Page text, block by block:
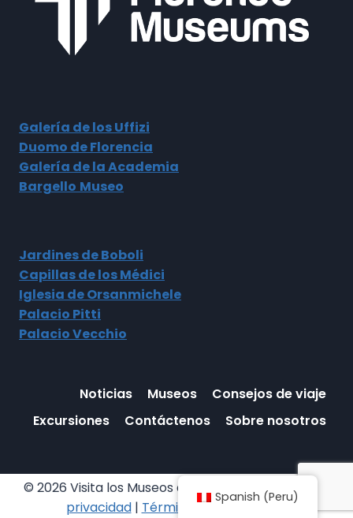
Galería de los Uffizi
Duomo de Florencia
Galería de la Academia
Bargello Museo
Jardines de Boboli
Capillas de los Médici
Iglesia de Orsanmichele
Palacio Pitti
Palacio Vecchio
Noticias Museos
Consejos de viaje
Excursiones
Contáctenos Sobre nosotros
© 2026 Visita los Museos de Florencia |
política de
privacidad| Términos y condiciones
Spanish (Peru)